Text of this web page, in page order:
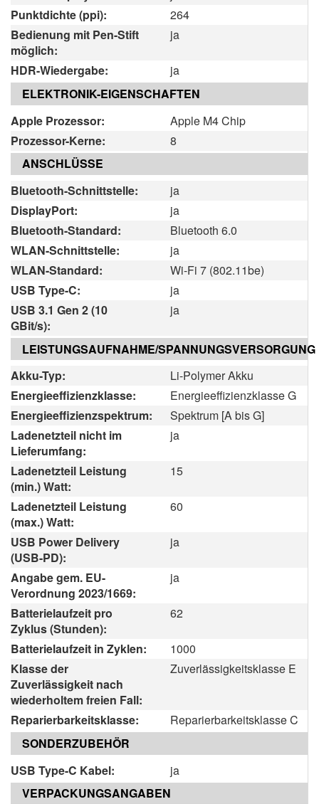
Punktdichte (ppi):
264
Bedienung mit Pen-Stift
möglich:
ja
HDR-Wiedergabe:
ja
ELEKTRONIK-EIGENSCHAFTEN
Apple Prozessor:
Apple M4 Chip
Prozessor-Kerne:
8
ANSCHLÜSSE
Bluetooth-Schnittstelle:
ja
DisplayPort:
ja
Bluetooth-Standard:
Bluetooth 6.0
WLAN-Schnittstelle:
ja
WLAN-Standard:
Wi-Fi 7 (802.11be)
USB Type-C:
ja
USB 3.1 Gen 2 (10
GBit/s):
ja
LEISTUNGSAUFNAHME/SPANNUNGSVERSORGUNG
Akku-Typ:
Li-Polymer Akku
Energieeffizienzklasse:
Energieeffizienzklasse G
Energieeffizienzspektrum:
Spektrum [A bis G]
Ladenetzteil nicht im
Lieferumfang:
ja
Ladenetzteil Leistung
(min.) Watt:
15
Ladenetzteil Leistung
(max.) Watt:
60
USB Power Delivery
(USB-PD):
ja
Angabe gem. EU-
Verordnung 2023/1669:
ja
Batterielaufzeit pro
Zyklus (Stunden):
62
Batterielaufzeit in Zyklen:
1000
Klasse der
Zuverlässigkeit nach
wiederholtem freien Fall:
Zuverlässigkeitsklasse E
Reparierbarkeitsklasse:
Reparierbarkeitsklasse C
SONDERZUBEHÖR
USB Type-C Kabel:
ja
VERPACKUNGSANGABEN